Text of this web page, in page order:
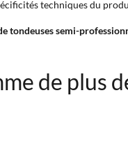
techniques du
tondeuses semi-
de plus